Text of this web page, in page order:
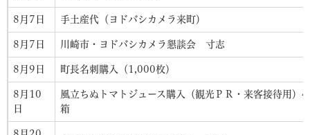
8月7日 手土産代（ヨドバシカメラ来町）
8月7日 川崎市・ヨドバシカメラ懇談会 寸志
8月9日 町長名刺購入（1,000枚）
8月10
日
風立ちぬトマトジュース購入（観光ＰＲ・来客接待用）
箱